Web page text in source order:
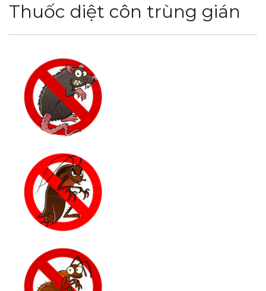
Thuốc diệt côn trùng gián